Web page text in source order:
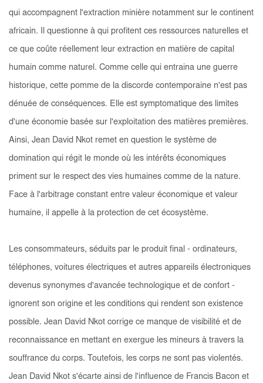
qui accompagnent l'extraction minière notamment sur le continent
africain. Il questionne à qui profitent ces ressources naturelles et
ce que coûte réellement leur extraction en matière de capital
humain comme naturel. Comme celle qui entraina une guerre
historique, cette pomme de la discorde contemporaine n'est pas
dénuée de conséquences. Elle est symptomatique des limites
d'une économie basée sur l'exploitation des matières premières.
Ainsi, Jean David Nkot remet en question le système de
domination qui régit le monde où les intérêts économiques
priment sur le respect des vies humaines comme de la nature.
Face à l'arbitrage constant entre valeur économique et valeur
humaine, il appelle à la protection de cet écosystème.
Les consommateurs, séduits par le produit final - ordinateurs,
téléphones, voitures électriques et autres appareils électroniques
devenus synonymes d'avancée technologique et de confort -
ignorent son origine et les conditions qui rendent son existence
possible. Jean David Nkot corrige ce manque de visibilité et de
reconnaissance en mettant en exergue les mineurs à travers la
souffrance du corps. Toutefois, les corps ne sont pas violentés.
Jean David Nkot s'écarte ainsi de l'influence de Francis Bacon et